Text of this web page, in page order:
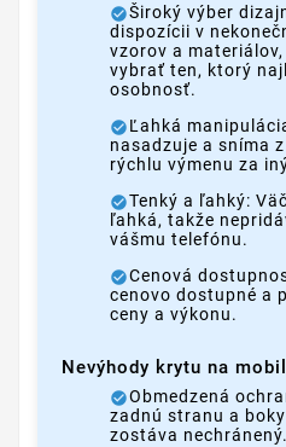
Široký výber
dispozícii v
vzorov a
vybrať ten, ktorý
osobnosť.
Ľahká
nasadzuje a sníma
rýchlu výmenu za
Tenký a ľahký:
ľahká, takže
vášmu telefónu.
Cenová
cenovo dostupné a
ceny a výkonu.
Nevýhody krytu na
Obmedzená
zadnú stranu a
zostáva nechránený.